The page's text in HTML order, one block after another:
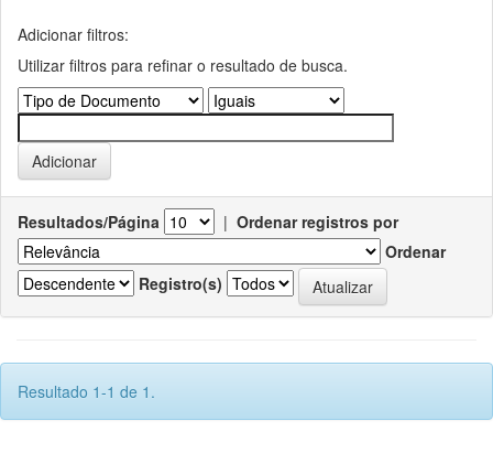
Adicionar filtros:
Utilizar filtros para refinar o resultado de busca.
Resultados/Página | Ordenar registros por
Ordenar
Registro(s)
Resultado 1-1 de 1.